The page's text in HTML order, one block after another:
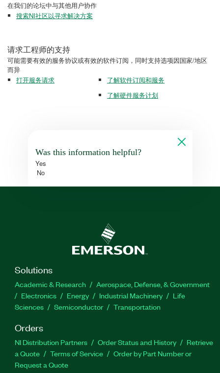
在我们的论坛中与其他用户协作
搜索NI社区以寻求解决方案
请求工程师的支持
可能需要有效的服务协议或有效的软件订阅，同时支持选项因国家/地区
而异
打开服务请求
了解软件订阅和服务
了解硬件服务计划
Was this information helpful?
Yes
No
Solutions
Academic & Research
Aerospace, Defense, & Government
Electronics
Energy Industrial Machinery
Life
Sciences
Semiconductor Transportation
Orders
NI Distribution Partners Order Status and History
Retrieve
a Quote
Terms of Service
Order by Part Number or
Request a Quote